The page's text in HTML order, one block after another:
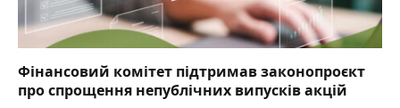
Фінансовий комітет підтримав законопроєкт
про спрощення непублічних випусків акцій